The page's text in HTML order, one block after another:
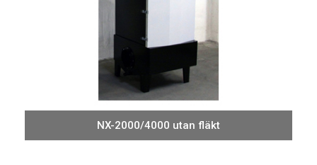
NX-2000/4000 utan fläkt